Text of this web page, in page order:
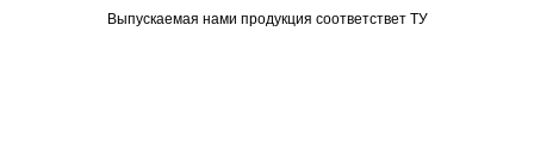
Выпускаемая нами продукция соответствет ТУ